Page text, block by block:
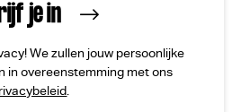
We zullen jouw persoonlijke
in overeenstemming met ons